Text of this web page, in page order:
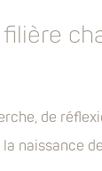
filière
de
naissance